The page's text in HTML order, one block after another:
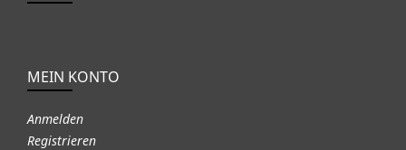
MEIN KONTO
Anmelden
Registrieren